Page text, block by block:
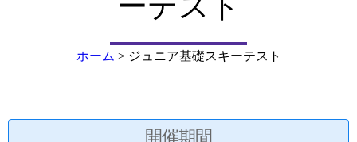
ホーム > ジュニア基礎スキーテスト
開催期間